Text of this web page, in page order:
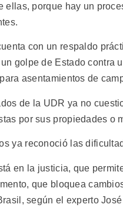
ellas, porque hay un
con un respaldo
golpe de Estado contra
asentamientos de
de la UDR ya no
por sus propiedades o
ya reconoció las
en la justicia, que
que bloquea
según el experto